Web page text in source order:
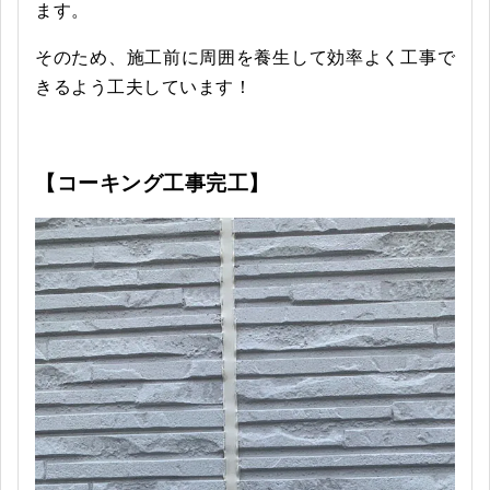
ます。
そのため、施工前に周囲を養生して効率よく工事で
きるよう工夫しています！
【コーキング工事完工】